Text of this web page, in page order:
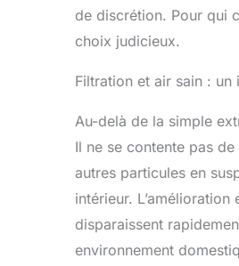
de discrétion. Pour qui
choix judicieux.
Filtration et air sain :
Au-delà de la simple
Il ne se contente pas
autres particules en
intérieur.
disparaissent
environnement